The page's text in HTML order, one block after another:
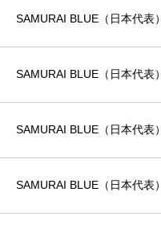
SAMURAI BLUE（日本代表）
SAMURAI BLUE（日本代表）
SAMURAI BLUE（日本代表）
SAMURAI BLUE（日本代表）